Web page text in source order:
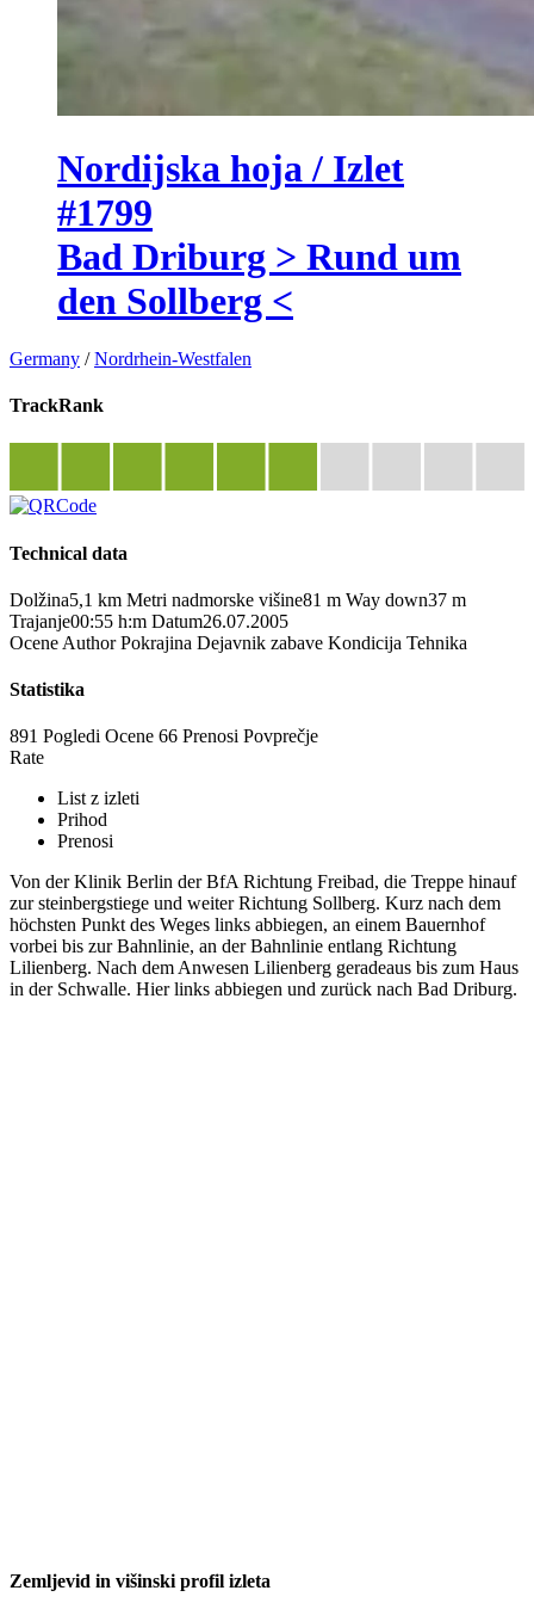
Nordijska hoja / Izlet
#1799
Bad Driburg > Rund um
den Sollberg <
Germany /Nordrhein-Westfalen
TrackRank
Technical data
Dolžina5,1 km Metri nadmorske višine81 m Way down37 m
Trajanje00:55 h:m Datum26.07.2005
Ocene Author Pokrajina Dejavnik zabave Kondicija Tehnika
Statistika
891 Pogledi Ocene 66 Prenosi Povprečje
Rate
List z izleti
Prihod
Prenosi
Von der Klinik Berlin der BfA Richtung Freibad, die Treppe hinauf
zur steinbergstiege und weiter Richtung Sollberg. Kurz nach dem
höchsten Punkt des Weges links abbiegen, an einem Bauernhof
vorbei bis zur Bahnlinie, an der Bahnlinie entlang Richtung
Lilienberg. Nach dem Anwesen Lilienberg geradeaus bis zum Haus
in der Schwalle. Hier links abbiegen und zurück nach Bad Driburg.
Zemljevid in višinski profil izleta